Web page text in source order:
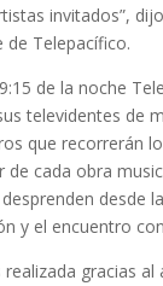
invitados”,
de Telepacífico.
de la noche
televidentes de
que recorrerán
de cada obra
desde
y el encuentro
gracias al